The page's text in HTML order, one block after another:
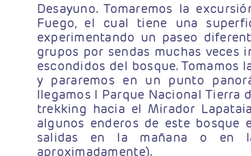
Desayuno. Tomaremos la
Fuego, el cual tiene una
experimentando un paseo
grupos por sendas muchas veces
escondidos del bosque. Tomamos
y pararemos en un punto
llegamos l Parque Nacional Tierra
trekking hacia el Mirador
algunos enderos de este bosque
salidas en la mañana o en
aproximadamente).